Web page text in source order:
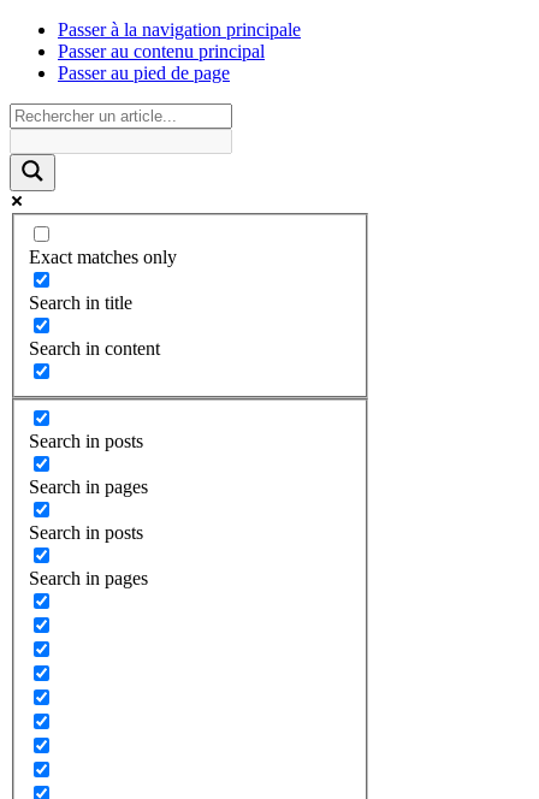
Passer à la navigation principale
Passer au contenu principal
Passer au pied de page
Exact matches only
Search in title
Search in content
Search in posts
Search in pages
Search in posts
Search in pages